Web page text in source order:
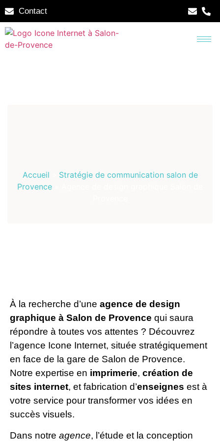
Contact
Accueil
Stratégie de communication salon de
Provence
À la recherche d’une agence de design
graphique à Salon de Provence qui saura
répondre à toutes vos attentes ? Découvrez
l’agence Icone Internet, située stratégiquement
en face de la gare de Salon de Provence.
Notre expertise en imprimerie, création de
sites internet, et fabrication d’enseignes est à
votre service pour transformer vos idées en
succès visuels.
Dans notre agence, l’étude et la conception